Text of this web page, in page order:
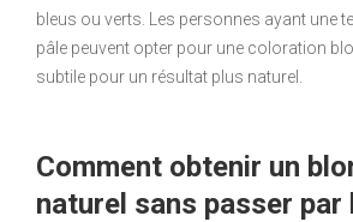
bleus ou verts. Les personnes ayant une
pâle peuvent opter pour une coloration
subtile pour un résultat plus naturel.
Comment obtenir un
naturel sans passer par